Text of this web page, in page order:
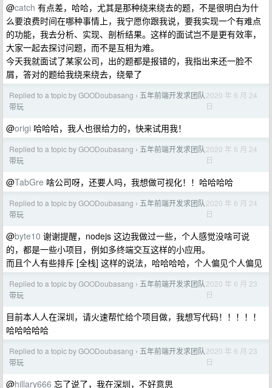
@catch 有点差，哈哈，尤其是那种绕来绕去的题，不是很明白为什
么要浪费时间在哪种事情上，我宁愿你跟我说，要我实现一个有难点
的功能，我去分析、实现、剖析结果。这样的面试岂不是更有效率，
大家一起去探讨问题，而不是互相为难。
今天我就面试了某家公司，出的题都是报错的，我指出来还一脸不
屑，答对的题给我绕来绕去，绕晕了
Replied to a topic by GOODoubasang › 五年前端开发求团队
带玩
2020 年 6 月 24
日
@origi 哈哈哈，我人也很给力的，快来试用我！
Replied to a topic by GOODoubasang › 五年前端开发求团队
带玩
2020 年 6 月 24
日
@TabGre 啥公司呀，还要人吗，我想做可视化！！哈哈哈哈
Replied to a topic by GOODoubasang › 五年前端开发求团队
带玩
2020 年 6 月 24
日
@byte10 谢谢提醒，nodejs 这边我做过一些，个人感觉没啥可说
的，都是一些小项目，例如多终端交互这样的小应用。
而且个人有些排斥 [全栈] 这样的说法，哈哈哈哈，个人偏见个人偏见
Replied to a topic by GOODoubasang › 五年前端开发求团队
带玩
2020 年 6 月 23
日
目前本人人在深圳，请火速帮忙给个项目做，我想写代码！！！！！
哈哈哈哈哈
Replied to a topic by GOODoubasang › 五年前端开发求团队
带玩
2020 年 6 月 23
日
@hillary666 忘了说了，我在深圳，不好意思